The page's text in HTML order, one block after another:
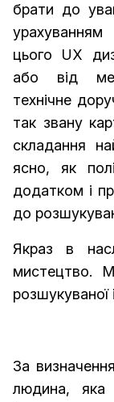
брати до
цього UX
або від
технічне
так звану
складання
ясно, як
додатком і
до
Якраз в
мистецтво.
розшукуваної
За
людина, яка